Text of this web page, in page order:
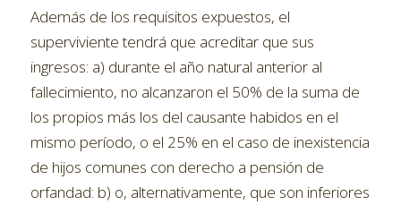
Además de los requisitos expuestos, el
superviviente tendrá que acreditar que sus
ingresos: a) durante el año natural anterior al
fallecimiento, no alcanzaron el 50% de la suma de
los propios más los del causante habidos en el
mismo período, o el 25% en el caso de inexistencia
de hijos comunes con derecho a pensión de
orfandad: b) o, alternativamente, que son inferiores